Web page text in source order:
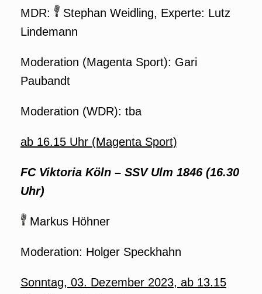
MDR:
Stephan Weidling, Experte: Lutz
Lindemann
Moderation (Magenta Sport): Gari
Paubandt
Moderation (WDR): tba
ab 16.15 Uhr (Magenta Sport)
FC Viktoria Köln – SSV Ulm 1846 (16.30
Uhr)
Markus Höhner
Moderation: Holger Speckhahn
Sonntag, 03. Dezember 2023, ab 13.15